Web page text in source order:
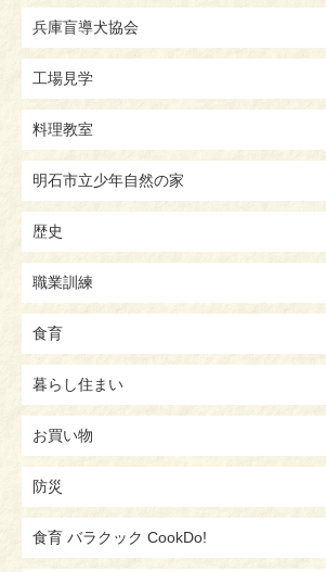
兵庫盲導犬協会
工場見学
料理教室
明石市立少年自然の家
歴史
職業訓練
食育
暮らし住まい
お買い物
防災
食育 バラクック CookDo!